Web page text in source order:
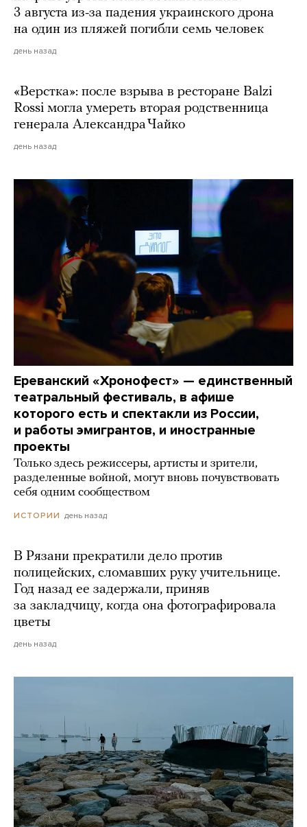
3 августа из-за падения украинского дрона
на один из пляжей погибли семь человек
день назад
«Верстка»: после взрыва в ресторане Balzi
Rossi могла умереть вторая родственница
генерала Александра Чайко
день назад
Ереванский «Хронофест» — единственный
театральный фестиваль, в афише
которого есть и спектакли из России,
и работы эмигрантов, и иностранные
проекты
Только здесь режиссеры, артисты и зрители,
разделенные войной, могут вновь почувствовать
себя одним сообществом
ИСТОРИИ день назад
В Рязани прекратили дело против
полицейских, сломавших руку учительнице.
Год назад ее задержали, приняв
за закладчицу, когда она фотографировала
цветы
день назад